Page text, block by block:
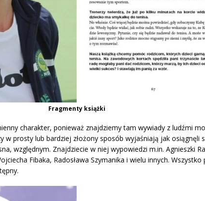
Fragmenty książki
charakter, ponieważ znajdziemy tam wywiady z ludźmi
w prosty lub bardziej złożony sposób wyjaśniają jak osiągnęli
względnym. Znajdziecie w niej wypowiedzi m.in. Agnieszki
Fibaka, Radosława Szymanika i wielu innych. Wszystko